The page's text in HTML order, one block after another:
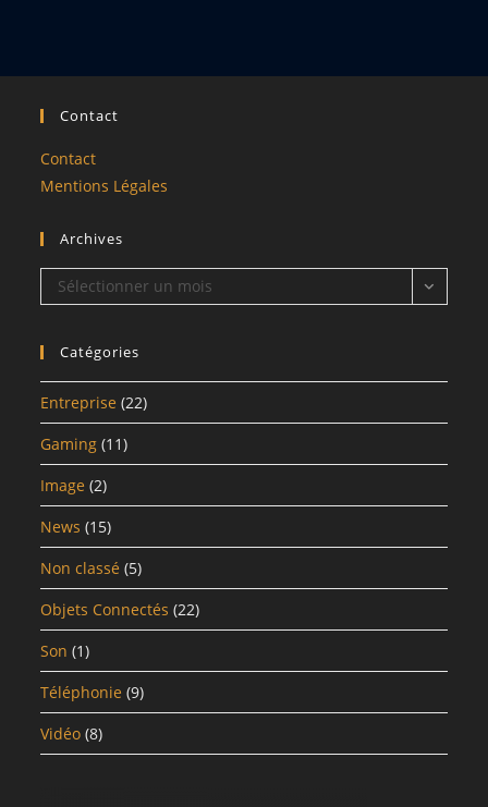
Contact
Contact
Mentions Légales
Archives
Archives
Sélectionner un mois
Catégories
Entreprise (22)
Gaming (11)
Image (2)
News (15)
Non classé (5)
Objets Connectés (22)
Son (1)
Téléphonie (9)
Vidéo (8)